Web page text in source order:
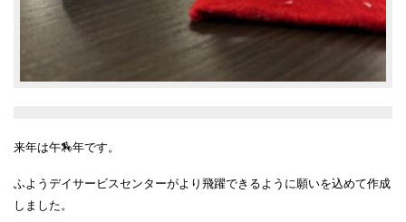
来年は午🏇年です。
ふようデイサービスセンターがより飛躍できるように願いを込めて作成
しました。